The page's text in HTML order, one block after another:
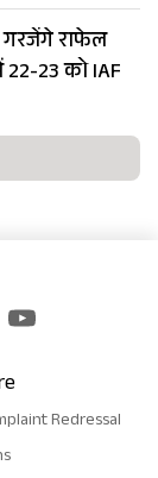
गरजेंगे राफेल
23 को IAF
Redressal